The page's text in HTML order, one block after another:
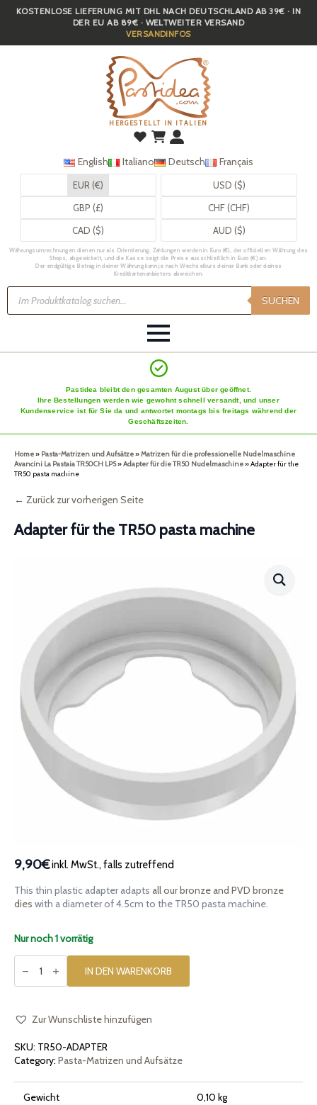
Skip
KOSTENLOSE LIEFERUNG MIT DHL NACH DEUTSCHLAND AB 39€ · IN
DER EU AB 89€ · WELTWEITER VERSAND
VERSANDINFOS
HERGESTELLT IN ITALIEN
English Italiano Deutsch Français
EUR (€)
USD ($)
GBP (£)
CHF (CHF)
CAD ($)
AUD ($)
Währungsumrechnungen dienen nur als Orientierung. Zahlungen werden in Euro (€), der offiziellen Währung des
Shops, abgewickelt, und die Kasse zeigt die Preise ausschließlich in Euro (€) an.
Der endgültige Betrag in deiner Währung kann je nach Wechselkurs deiner Bank oder deines
Kreditkartenanbieters abweichen.
Products
search SUCHEN
Pastidea bleibt den gesamten August über geöffnet.
Ihre Bestellungen werden wie gewohnt schnell versandt, und unser
Kundenservice ist für Sie da und antwortet montags bis freitags während der
Geschäftszeiten.
Home» Pasta-Matrizen und Aufsätze»Matrizen für die professionelle Nudelmaschine
Avancini La Pastaia TR50CH LP5»Adapter für die TR50 Nudelmaschine»Adapter für the
TR50 pasta machine
← Zurück zur vorherigen Seite
Adapter für the TR50 pasta machine
9,90€inkl. MwSt., falls zutreffend
This thin plastic adapter adapts all our bronze and PVD bronze
dies with a diameter of 4.5cm to the TR50 pasta machine.
Nur noch 1 vorrätig
Adapter
für
TR50
Menge
IN DEN WARENKORB
Zur Wunschliste hinzufügen
SKU: TR50-ADAPTER
Category: Pasta-Matrizen und Aufsätze
Gewicht 0,10 kg